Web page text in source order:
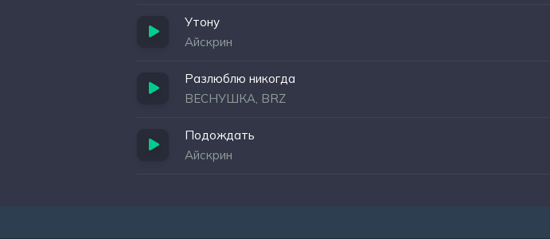
Утону
Айскрин
Разлюблю никогда
ВЕСНУШКА, BRZ
Подождать
Айскрин